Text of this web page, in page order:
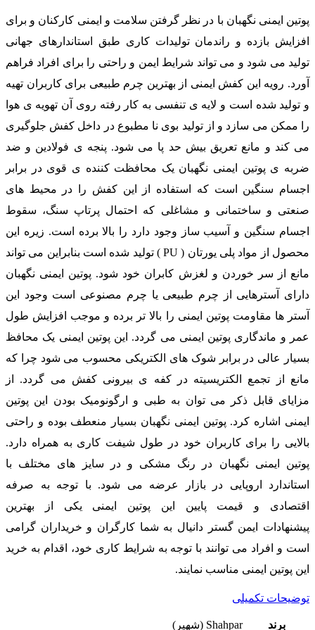
پوتین ایمنی نگهبان با در نظر گرفتن سلامت و ایمنی کارکنان و برای
افزایش بازده و راندمان تولیدات کاری طبق استاندارهای جهانی
تولید می شود و می تواند شرایط ایمن و راحتی را برای افراد فراهم
آورد. رویه این کفش ایمنی از بهترین چرم طبیعی برای کاربران تهیه
و تولید شده است و لایه ی تنفسی به کار رفته روی آن تهویه ی هوا
را ممکن می سازد و از تولید بوی نا مطبوع در داخل کفش جلوگیری
می کند و مانع تعریق بیش حد پا می شود. پنجه ی فولادین و ضد
ضربه ی پوتین ایمنی نگهبان یک محافظت کننده ی قوی در برابر
اجسام سنگین است که استفاده از این کفش را در محیط های
صنعتی و ساختمانی و مشاغلی که احتمال پرتاپ سنگ، سقوط
اجسام سنگین و آسیب ساز وجود دارد را بالا برده است. زیره این
محصول از مواد پلی یورتان ( PU ) تولید شده است بنابراین می تواند
مانع از سر خوردن و لغزش کابران خود شود. پوتین ایمنی نگهبان
دارای آسترهایی از چرم طبیعی یا چرم مصنوعی است وجود این
آستر ها مقاومت پوتین ایمنی را بالا تر برده و موجب افزایش طول
عمر و ماندگاری پوتین ایمنی می گردد. این پوتین ایمنی یک محافظ
بسیار عالی در برابر شوک های الکتریکی محسوب می شود چرا که
مانع از تجمع الکتریسیته در کفه ی بیرونی کفش می گردد. از
مزایای قابل ذکر می توان به طبی و ارگونومیک بودن این پوتین
ایمنی اشاره کرد. پوتین ایمنی نگهبان بسیار منعطف بوده و راحتی
بالایی را برای کاربران خود در طول شیفت کاری به همراه دارد.
پوتین ایمنی نگهبان در رنگ مشکی و در سایز های مختلف با
استاندارد اروپایی در بازار عرضه می شود. با توجه به صرفه
اقتصادی و قیمت پایین این پوتین ایمنی یکی از بهترین
پیشنهادات ایمن گستر دانیال به شما کارگران و خریداران گرامی
است و افراد می توانند با توجه به شرایط کاری خود، اقدام به خرید
این پوتین ایمنی مناسب نمایند.
توضیحات تکمیلی
برند Shahpar (شهپر)